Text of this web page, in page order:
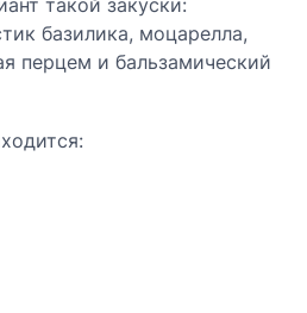
базилика, моцарелла,
перцем и бальзамический